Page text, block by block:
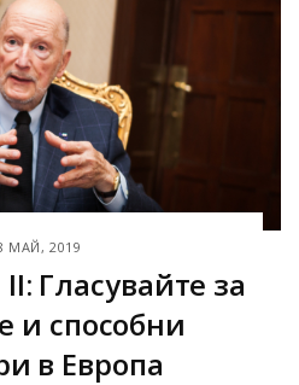
МАЙ, 2019
Гласувайте за
и способни
в Европа